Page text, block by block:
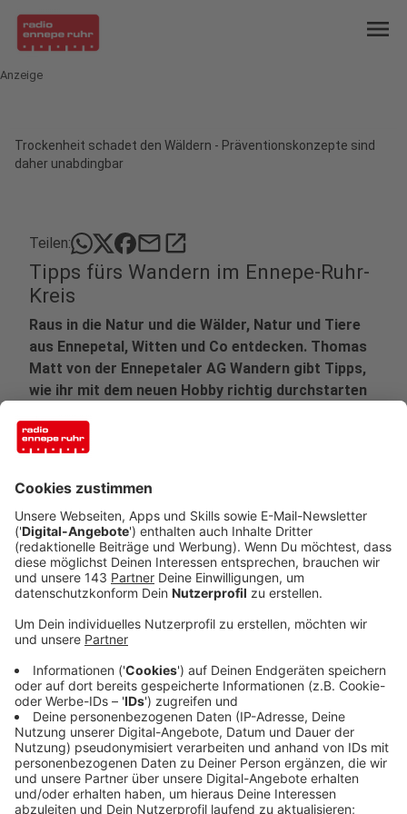
menu
Anzeige
Trockenheit schadet den Wäldern - Präventionskonzepte sind
daher unabdingbar
Teilen: mailopen_in_new
Tipps fürs Wandern im Ennepe-Ruhr-
Kreis
Raus in die Natur und die Wälder, Natur und Tiere
aus Ennepetal, Witten und Co entdecken. Thomas
Matt von der Ennepetaler AG Wandern gibt Tipps,
wie ihr mit dem neuen Hobby richtig durchstarten
Veröffentlicht:
Anzeige
Thomas Matt hat gerade einen neuen
Wanderweg erstellt
Anzeige
Der Ennepe-Stieg ist knapp 50 Kilometer lang -
aufgeteilt in sechs Etappen. Alle Infos zu dieser und
anderen Wanderrouten und der Wander-App Komoot
findet ihrhier.
Anzeige